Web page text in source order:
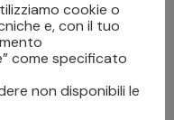
della fabbrica
di prendere in
utili ad
per renderla
punto di vista
cookie o
e, con il tuo
come specificato
non disponibili le